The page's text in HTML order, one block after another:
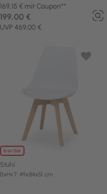
169,15 € mit Coupon**
UVP 469,00 €
199,00 €
6-er Set
Stuhl
BxHxT: 49x84x51 cm